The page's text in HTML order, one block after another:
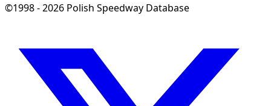
©1998 - 2026 Polish Speedway Database